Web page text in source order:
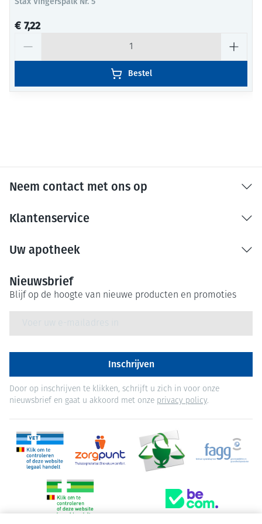
€ 7,22
Bestel
Neem contact met ons op
Klantenservice
Uw apotheek
Nieuwsbrief
Blijf op de hoogte van nieuwe producten en promoties
Inschrijven
Door op inschrijven te klikken, schrijft u zich in voor onze
nieuwsbrief en gaat u akkoord met onze privacy policy.